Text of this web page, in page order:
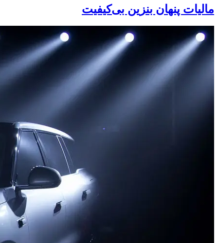
مالیات پنهان بنزین بی‌کیفیت